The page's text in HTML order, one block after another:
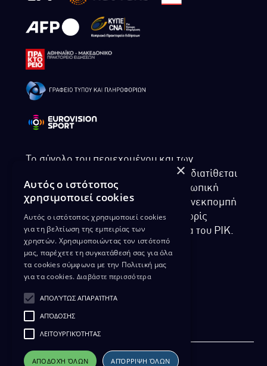
Το σύνολο του περιεχομένου και των
υπηρεσιών της ιστοσελίδας του ΡΙΚ διατίθεται
στους επισκέπτες αυστηρά για προσωπική
χρήση. Απαγορεύεται η χρήση ή επανεκπομπή
του, σε οποιοδήποτε μορφή, με ή χωρίς
επεξεργασία και χωρίς γραπτή άδεια του ΡΙΚ.
ΔΙΚΑΙΩΜΑ ΠΡΟΣΤΑΣΙΑΣ ΔΕΔΟΜΕΝΩΝ
ΔΙΑΘΕΣΗ ΑΡΧΕΙΑΚΟΥ ΥΛΙΚΟΥ
ΠΟΛΙΤΙΚΗ ΑΠΟΡΡΗΤΟΥ EUROVISION
×
Αυτός ο ιστότοπος
χρησιμοποιεί cookies
Αυτός ο ιστότοπος χρησιμοποιεί cookies
για τη βελτίωση της εμπειρίας των
χρηστών. Χρησιμοποιώντας τον ιστότοπό
μας, παρέχετε τη συγκατάθεσή σας για όλα
τα cookies σύμφωνα με την Πολιτική μας
για τα cookies. Διαβάστε περισσότερα
ΑΠΟΛΎΤΩΣ ΑΠΑΡΑΊΤΗΤΑ
ΑΠΌΔΟΣΗΣ
ΛΕΙΤΟΥΡΓΙΚΌΤΗΤΑΣ
ΑΠΟΔΟΧΉ ΌΛΩΝ ΑΠΌΡΡΙΨΗ ΌΛΩΝ